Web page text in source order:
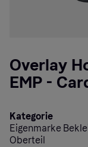
Overlay
EMP -
Kategorie
Eigenmarke
Oberteil